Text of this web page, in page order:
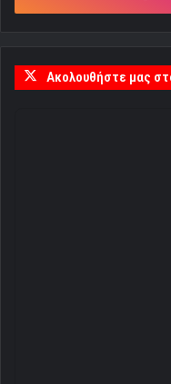
Ακολουθήστε μας